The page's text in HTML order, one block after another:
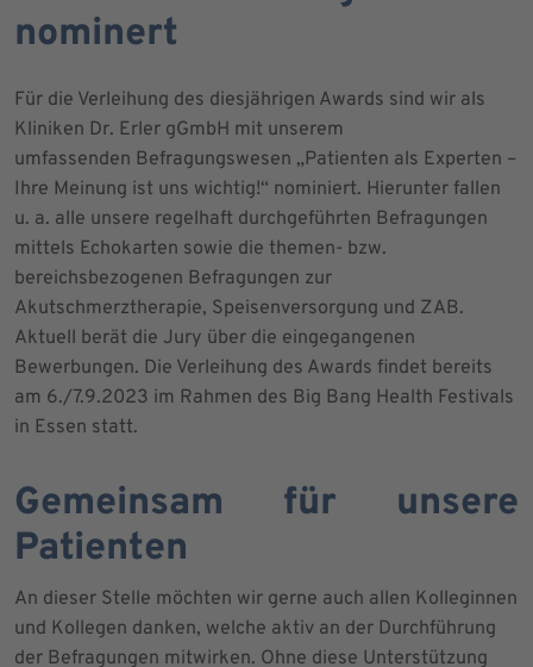
nominert
Für die Verleihung des diesjährigen Awards sind wir als
Kliniken Dr. Erler gGmbH mit unserem
umfassenden Befragungswesen „Patienten als Experten –
Ihre Meinung ist uns wichtig!“ nominiert. Hierunter fallen
u. a. alle unsere regelhaft durchgeführten Befragungen
mittels Echokarten sowie die themen- bzw.
bereichsbezogenen Befragungen zur
Akutschmerztherapie, Speisenversorgung und ZAB.
Aktuell berät die Jury über die eingegangenen
Bewerbungen. Die Verleihung des Awards findet bereits
am 6./7.9.2023 im Rahmen des Big Bang Health Festivals
in Essen statt.
Gemeinsam für unsere
Patienten
An dieser Stelle möchten wir gerne auch allen Kolleginnen
und Kollegen danken, welche aktiv an der Durchführung
der Befragungen mitwirken. Ohne diese Unterstützung